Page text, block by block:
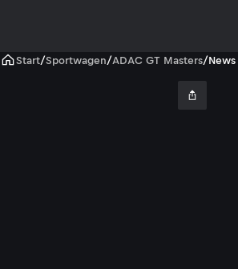
Start/Sportwagen/ADAC GT Masters/News